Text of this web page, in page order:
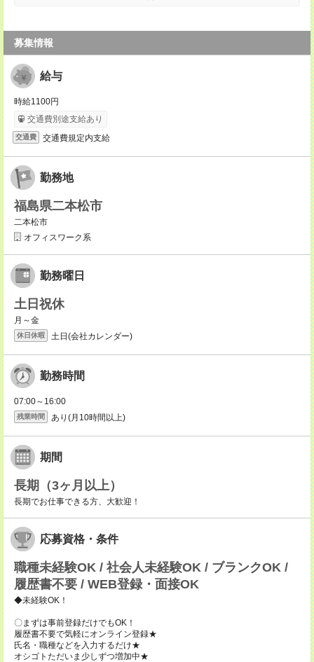
募集情報
給与
時給1100円
交通費別途支給あり
交通費 交通費規定内支給
勤務地
福島県二本松市
二本松市
オフィスワーク系
勤務曜日
土日祝休
月～金
休日休暇 土日(会社カレンダー)
勤務時間
07:00～16:00
残業時間 あり(月10時間以上)
期間
長期（3ヶ月以上）
長期でお仕事できる方、大歓迎！
応募資格・条件
職種未経験OK / 社会人未経験OK / ブランクOK /
履歴書不要 / WEB登録・面接OK
◆未経験OK！
〇まずは事前登録だけでもOK！
履歴書不要で気軽にオンライン登録★
氏名・職種などを入力するだけ★
オシゴトただいま少しずつ増加中★